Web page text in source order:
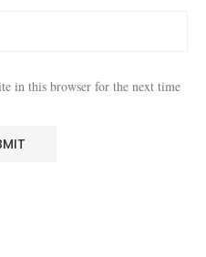
in this browser for the next time